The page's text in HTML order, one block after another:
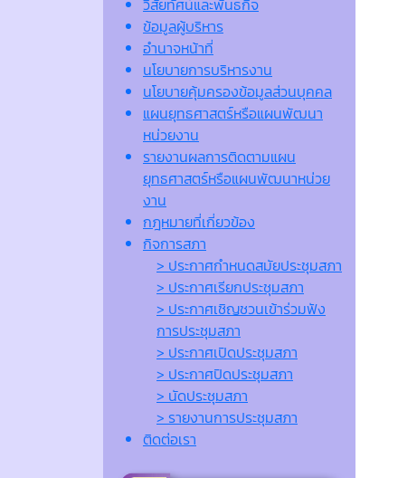
ข้อมูลผู้บริหาร
อำนาจหน้าที่
นโยบายการบริหารงาน
นโยบายคุ้มครองข้อมูลส่วนบุคคล
แผนยุทธศาสตร์หรือแผนพัฒนา
หน่วยงาน
รายงานผลการติดตามแผน
ยุทธศาสตร์หรือแผนพัฒนาหน่วย
งาน
กฎหมายที่เกี่ยวข้อง
กิจการสภา
> ประกาศกำหนดสมัยประชุมสภา
> ประกาศเรียกประชุมสภา
> ประกาศเชิญชวนเข้าร่วมฟัง
การประชุมสภา
> ประกาศเปิดประชุมสภา
> ประกาศปิดประชุมสภา
> นัดประชุมสภา
> รายงานการประชุมสภา
ติดต่อเรา